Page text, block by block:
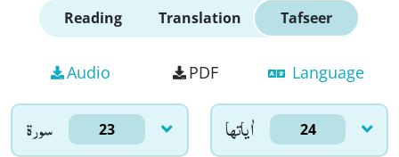
Reading Translation Tafseer
Audio PDF Language
سورۃ 23 اٰياتها 24